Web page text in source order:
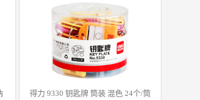
得力 9330 钥匙牌 筒装 混色 24个/筒